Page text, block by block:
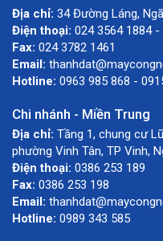
Địa chỉ: 34 Đường Láng,
Điện thoại: 024 3564 1884
Fax: 024 3782 1461
Email:
Hotline: 0963 985 868 -
Chi nhánh - Miền Trung
Địa chỉ: Tầng 1, chung cư
phường Vinh Tân, TP Vinh,
Điện thoại: 0386 253 189
Fax: 0386 253 198
Email:
Hotline: 0989 343 585